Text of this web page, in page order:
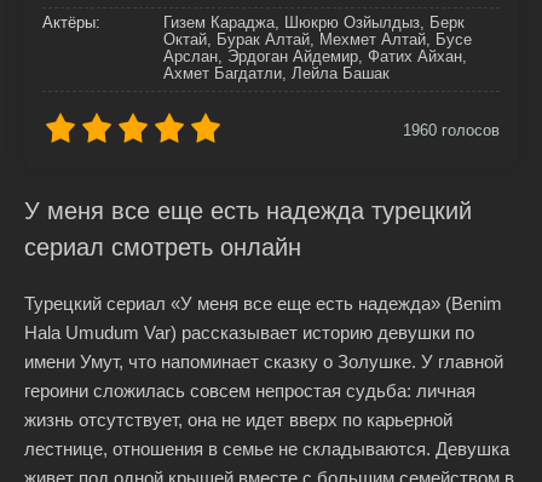
Актёры:
Гизем Караджа, Шюкрю Озйылдыз, Берк
Октай, Бурак Алтай, Мехмет Алтай, Бусе
Арслан, Эрдоган Айдемир, Фатих Айхан,
Ахмет Багдатли, Лейла Башак
1960 голосов
У меня все еще есть надежда турецкий
сериал смотреть онлайн
Турецкий сериал «У меня все еще есть надежда» (Benim
Hala Umudum Var) рассказывает историю девушки по
имени Умут, что напоминает сказку о Золушке. У главной
героини сложилась совсем непростая судьба: личная
жизнь отсутствует, она не идет вверх по карьерной
лестнице, отношения в семье не складываются. Девушка
живет под одной крышей вместе с большим семейством в